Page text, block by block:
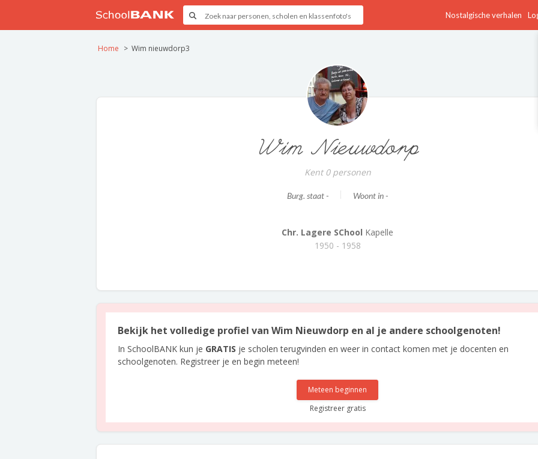
Nostalgische verhalen
Home Wim nieuwdorp3
Wim Nieuwdorp
Kent 0 personen
Burg. staat - Woont in -
Chr. Lagere SChool Kapelle
1950 - 1958
Bekijk het volledige profiel van Wim Nieuwdorp en al je andere schoolgenoten!
In SchoolBANK kun je GRATIS je scholen terugvinden en weer in contact komen met je docenten en
schoolgenoten. Registreer je en begin meteen!
Meteen beginnen
Registreer gratis